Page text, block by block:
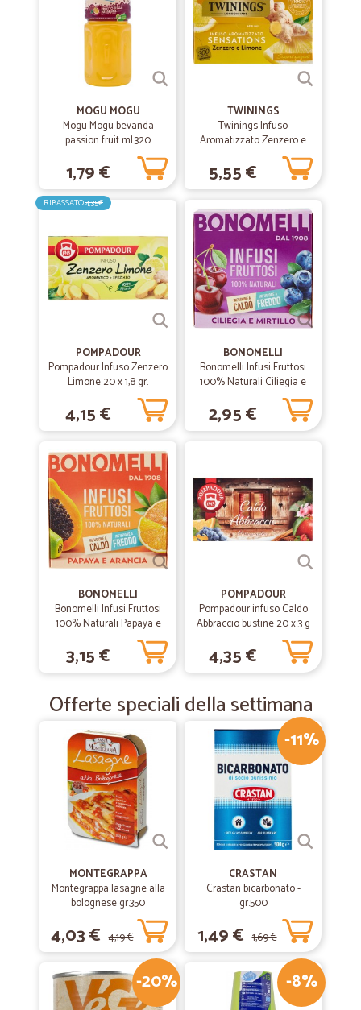
MOGU MOGU
Mogu Mogu bevanda
passion fruit ml.320
1,79 €
TWININGS
Twinings Infuso
Aromatizzato Zenzero e
Limone 20 x 1,5 g
5,55 €
RIBASSATO4,35€
POMPADOUR
Pompadour Infuso Zenzero
Limone 20 x 1,8 gr.
4,15 €
BONOMELLI
Bonomelli Infusi Fruttosi
100% Naturali Ciliegia e
Mirtillo 12 Filtri 24 gr.
2,95 €
BONOMELLI
Bonomelli Infusi Fruttosi
100% Naturali Papaya e
Arancia 12 Filtri 24 g
3,15 €
POMPADOUR
Pompadour infuso Caldo
Abbraccio bustine 20 x 3 g
4,35 €
Offerte speciali della settimana
MONTEGRAPPA
Montegrappa lasagne alla
bolognese gr.350
4,03 € 4,19 €
-11%
CRASTAN
Crastan bicarbonato -
gr.500
1,49 € 1,69 €
-20% -8%